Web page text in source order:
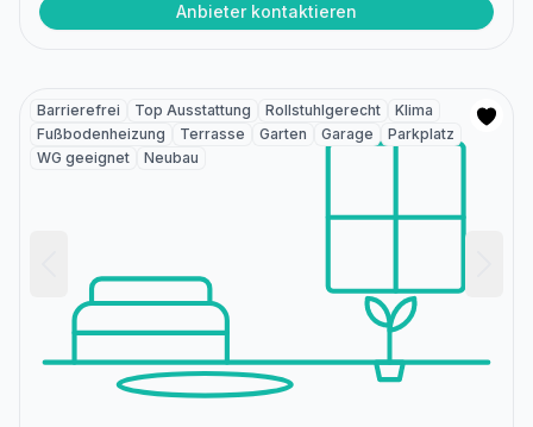
Anbieter kontaktieren
Barrierefrei Top Ausstattung Rollstuhlgerecht
Klima
Fußbodenheizung
Terrasse Garten Garage
Parkplatz
WG geeignet
Neubau